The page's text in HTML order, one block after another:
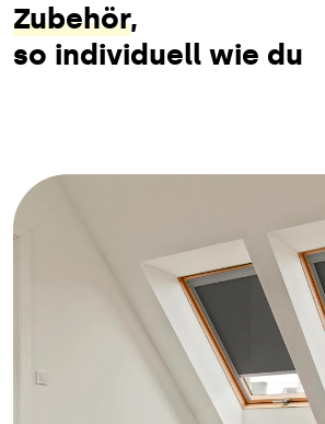
Zubehör,
so individuell wie du